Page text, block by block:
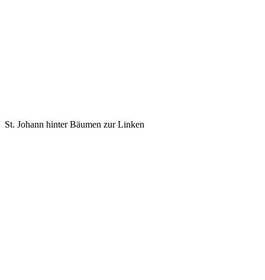
St. Johann hinter Bäumen zur Linken